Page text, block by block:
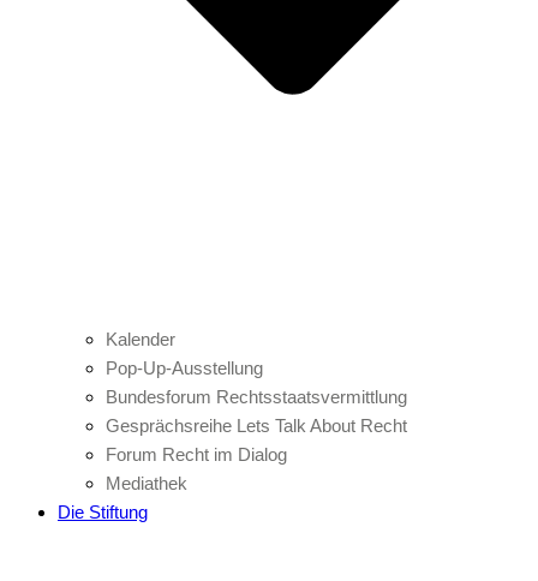
Kalender
Pop-Up-Ausstellung
Bundesforum Rechtsstaatsvermittlung
Gesprächsreihe Lets Talk About Recht
Forum Recht im Dialog
Mediathek
Die Stiftung